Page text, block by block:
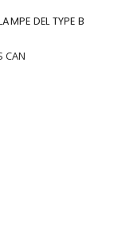
DEL TYPE B
CAN